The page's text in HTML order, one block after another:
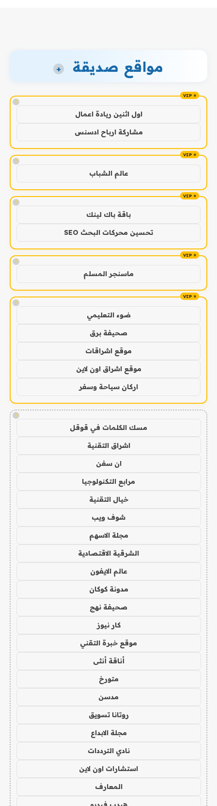
مواقع صديقة +
!
اول اثنين ريادة اعمال
مشاركة ارباح ادسنس
!
عالم الشباب
!
باقة باك لينك
تحسين محركات البحث SEO
!
ماسنجر المسلم
!
ضوء التعليمي
صحيفة برق
موقع اشراقات
موقع اشراق اون لاين
اركان سياحة وسفر
!
مسك الكلمات في قوقل
اشراق التقنية
ان سفن
مرابع التكنولوجيا
خيال التقنية
شوف ويب
مجلة الاسهم
الشرقية الاقتصادية
عالم الايفون
مدونة كوكان
صحيفة نهج
كار نيوز
موقع خبرة التقني
أناقة أنثى
متورخ
مدسن
روتانا تسويق
مجلة الابداع
نادي الترددات
استشارات اون لاين
المعارف